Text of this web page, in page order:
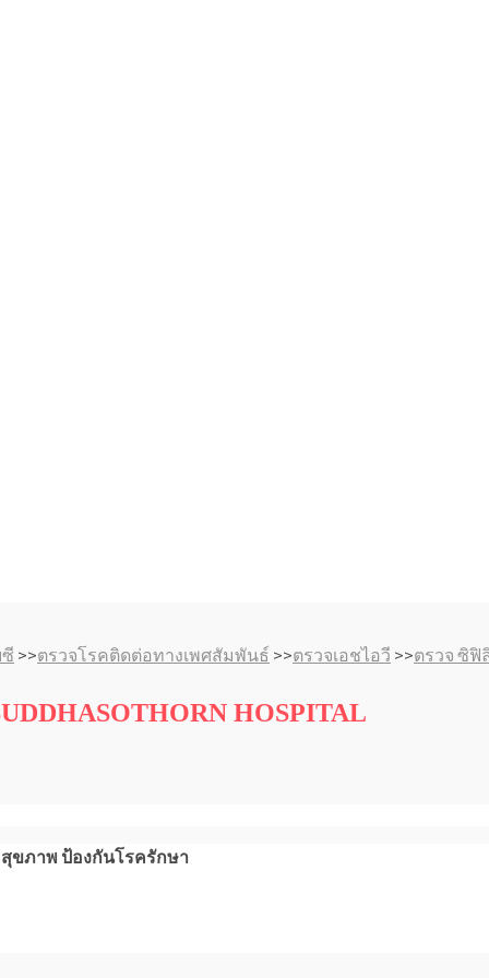
>>ตรวจโรคติดต่อทางเพศสัมพันธ์ >>ตรวจเอชไอวี >>ตรวจ ซิฟิ
HOSPITAL
ขภาพ ป้องกันโรครักษา